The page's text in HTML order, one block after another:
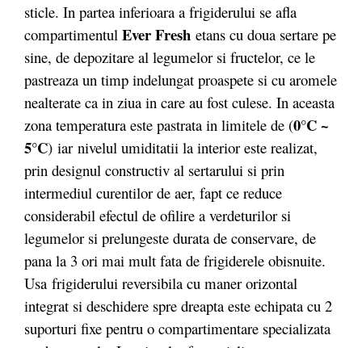
sticle. In partea inferioara a frigiderului se afla
compartimentul Ever Fresh etans cu doua sertare pe
sine, de depozitare al legumelor si fructelor, ce le
pastreaza un timp indelungat proaspete si cu aromele
nealterate ca in ziua in care au fost culese. In aceasta
zona temperatura este pastrata in limitele de (0°C ~
5°C) iar nivelul umiditatii la interior este realizat,
prin designul constructiv al sertarului si prin
intermediul curentilor de aer, fapt ce reduce
considerabil efectul de ofilire a verdeturilor si
legumelor si prelungeste durata de conservare, de
pana la 3 ori mai mult fata de frigiderele obisnuite.
Usa frigiderului reversibila cu maner orizontal
integrat si deschidere spre dreapta este echipata cu 2
suporturi fixe pentru o compartimentare specializata